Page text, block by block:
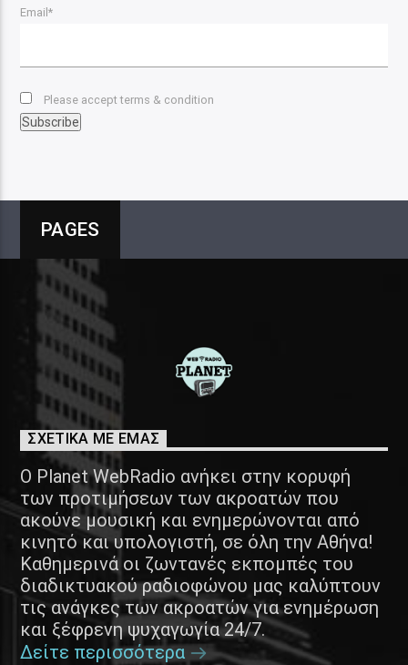
Email*
Please accept terms & condition
PAGES
ΣΧΕΤΙΚΑ ΜΕ ΕΜΑΣ
Ο Planet WebRadio ανήκει στην κορυφή
των προτιμήσεων των ακροατών που
ακούνε μουσική και ενημερώνονται από
κινητό και υπολογιστή, σε όλη την Αθήνα!
Καθημερινά οι ζωντανές εκπομπές του
διαδικτυακού ραδιοφώνου μας καλύπτουν
τις ανάγκες των ακροατών για ενημέρωση
και ξέφρενη ψυχαγωγία 24/7.
Δείτε περισσότερα